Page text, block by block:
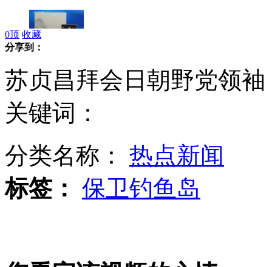
印女子摇滚乐队被批有伤风化 遭解散
0顶 收藏
分享到：
苏贞昌拜会日朝野党领
关键词：
分类名称： 热点新闻
标签： 保卫钓鱼岛